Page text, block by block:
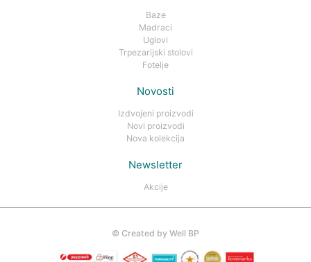
Baze
Madraci
Uglovi
Trpezarijski stolovi
Fotelje
Novosti
Izdvojeni proizvodi
Novi proizvodi
Nova kolekcija
Newsletter
Akcije
© Created by Well BP